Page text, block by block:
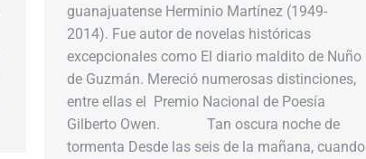
guanajuatense Herminio Martínez (1949-
2014). Fue autor de novelas históricas
excepcionales como El diario maldito de Nuño
de Guzmán. Mereció numerosas distinciones,
entre ellas el Premio Nacional de Poesía
Gilberto Owen. Tan oscura noche de
tormenta Desde las seis de la mañana, cuando